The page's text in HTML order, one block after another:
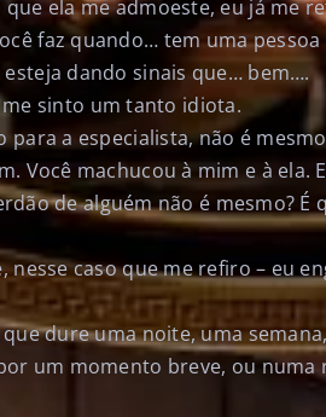
ela me admoeste, eu já me
faz quando… tem uma
dando sinais que… bem….
sinto um tanto idiota.
a especialista, não é
Você machucou à mim e à ela.
de alguém não é mesmo? É
caso que me refiro – eu
dure uma noite, uma
um momento breve, ou